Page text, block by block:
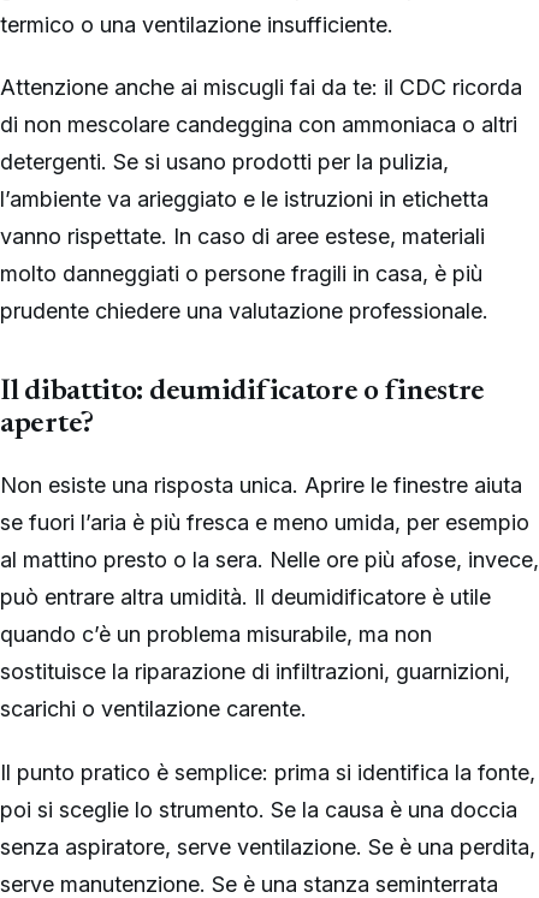
termico o una ventilazione insufficiente.
Attenzione anche ai miscugli fai da te: il CDC ricorda
di non mescolare candeggina con ammoniaca o altri
detergenti. Se si usano prodotti per la pulizia,
l’ambiente va arieggiato e le istruzioni in etichetta
vanno rispettate. In caso di aree estese, materiali
molto danneggiati o persone fragili in casa, è più
prudente chiedere una valutazione professionale.
Il dibattito: deumidificatore o finestre
aperte?
Non esiste una risposta unica. Aprire le finestre aiuta
se fuori l’aria è più fresca e meno umida, per esempio
al mattino presto o la sera. Nelle ore più afose, invece,
può entrare altra umidità. Il deumidificatore è utile
quando c’è un problema misurabile, ma non
sostituisce la riparazione di infiltrazioni, guarnizioni,
scarichi o ventilazione carente.
Il punto pratico è semplice: prima si identifica la fonte,
poi si sceglie lo strumento. Se la causa è una doccia
senza aspiratore, serve ventilazione. Se è una perdita,
serve manutenzione. Se è una stanza seminterrata